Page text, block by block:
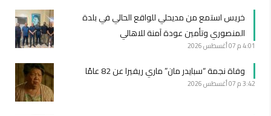
خريس استمع من مديحلي للواقع الحالي في بلدة
المنصوري وتأمين عودة آمنة للاهالي
4:01 م 07 أغسطس 2026
وفاة نجمة “سبايدر مان” ماري ريفيرا عن 82 عامًا
3:42 م 07 أغسطس 2026